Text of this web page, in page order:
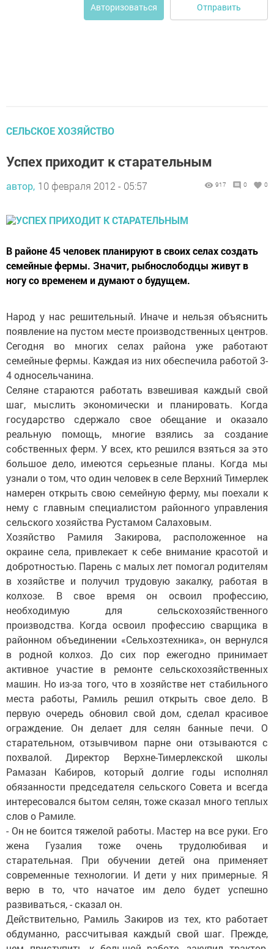
Авторизоваться Отправить
CЕЛЬСКОЕ ХОЗЯЙСТВО
Успех приходит к старательным
автор, 10 февраля 2012 - 05:57 917 0 0
В районе 45 человек планируют в своих селах создать
семейные фермы. Значит, рыбнослободцы живут в
ногу со временем и думают о будущем.
Народ у нас решительный. Иначе и нельзя объяснить
появление на пустом месте производственных центров.
Сегодня во многих селах района уже работают
семейные фермы. Каждая из них обеспечила работой 3-
4 односельчанина.
Селяне стараются работать взвешивая каждый свой
шаг, мыслить экономически и планировать. Когда
государство сдержало свое обещание и оказало
реальную помощь, многие взялись за создание
собственных ферм. У всех, кто решился взяться за это
большое дело, имеются серьезные планы. Когда мы
узнали о том, что один человек в селе Верхний Тимерлек
намерен открыть свою семейную ферму, мы поехали к
нему с главным специалистом районного управления
сельского хозяйства Рустамом Салаховым.
Хозяйство Рамиля Закирова, расположенное на
окраине села, привлекает к себе внимание красотой и
добротностью. Парень с малых лет помогал родителям
в хозяйстве и получил трудовую закалку, работая в
колхозе. В свое время он освоил профессию,
необходимую для сельскохозяйственного
производства. Когда освоил профессию сварщика в
районном объединении «Сельхозтехника», он вернулся
в родной колхоз. До сих пор ежегодно принимает
активное участие в ремонте сельскохозяйственных
машин. Но из-за того, что в хозяйстве нет стабильного
места работы, Рамиль решил открыть свое дело. В
первую очередь обновил свой дом, сделал красивое
ограждение. Он делает для селян банные печи. О
старательном, отзывчивом парне они отзываются с
похвалой. Директор Верхне-Тимерлекской школы
Рамазан Кабиров, который долгие годы исполнял
обязанности председателя сельского Совета и всегда
интересовался бытом селян, тоже сказал много теплых
слов о Рамиле.
- Он не боится тяжелой работы. Мастер на все руки. Его
жена Гузалия тоже очень трудолюбивая и
старательная. При обучении детей она применяет
современные технологии. И дети у них примерные. Я
верю в то, что начатое им дело будет успешно
развиваться, - сказал он.
Действительно, Рамиль Закиров из тех, кто работает
обдуманно, рассчитывая каждый свой шаг. Прежде,